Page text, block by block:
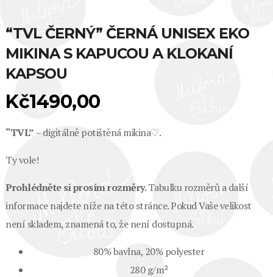
“TVL ČERNÝ” ČERNÁ UNISEX EKO
MIKINA S KAPUCOU A KLOKANÍ
KAPSOU
Kč1490,00
“TVL”– digitálně potištěná mikina♡.
Ty vole!
Prohlédněte si prosím rozměry.Tabulku rozměrů a další
informace najdete níže na této stránce. Pokud Vaše velikost
není skladem, znamená to, že není dostupná.
80% bavlna, 20% polyester
280 g/m²